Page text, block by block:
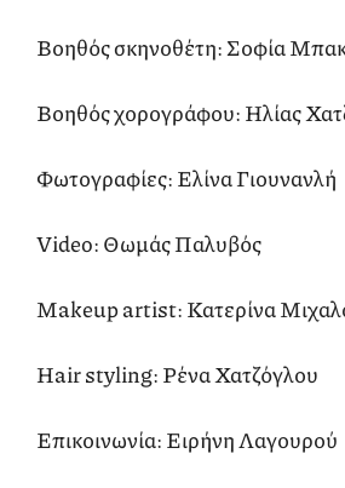
Βοηθός σκηνοθέτη: Σοφία
Βοηθός χορογράφου: Ηλίας
Φωτογραφίες: Ελίνα Γιουνανλή
Video: Θωμάς Παλυβός
Makeup artist: Κατερίνα
Hair styling: Ρένα Χατζόγλου
Επικοινωνία: Ειρήνη Λαγουρού